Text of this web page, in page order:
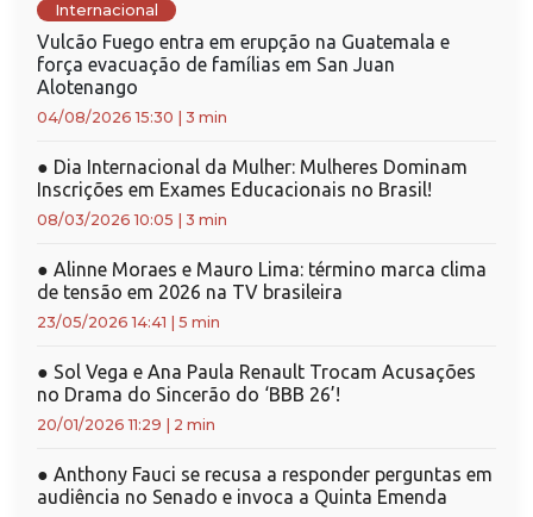
Internacional
Vulcão Fuego entra em erupção na Guatemala e
força evacuação de famílias em San Juan
Alotenango
04/08/2026 15:30 3 min
● Dia Internacional da Mulher: Mulheres Dominam
Inscrições em Exames Educacionais no Brasil!
08/03/2026 10:05 3 min
● Alinne Moraes e Mauro Lima: término marca clima
de tensão em 2026 na TV brasileira
23/05/2026 14:41 5 min
● Sol Vega e Ana Paula Renault Trocam Acusações
no Drama do Sincerão do ‘BBB 26’!
20/01/2026 11:29 2 min
● Anthony Fauci se recusa a responder perguntas em
audiência no Senado e invoca a Quinta Emenda